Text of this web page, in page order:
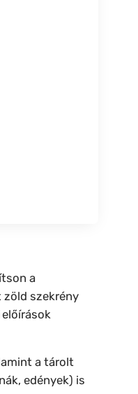
a
zöld szekrény
a tárolt
edények) is